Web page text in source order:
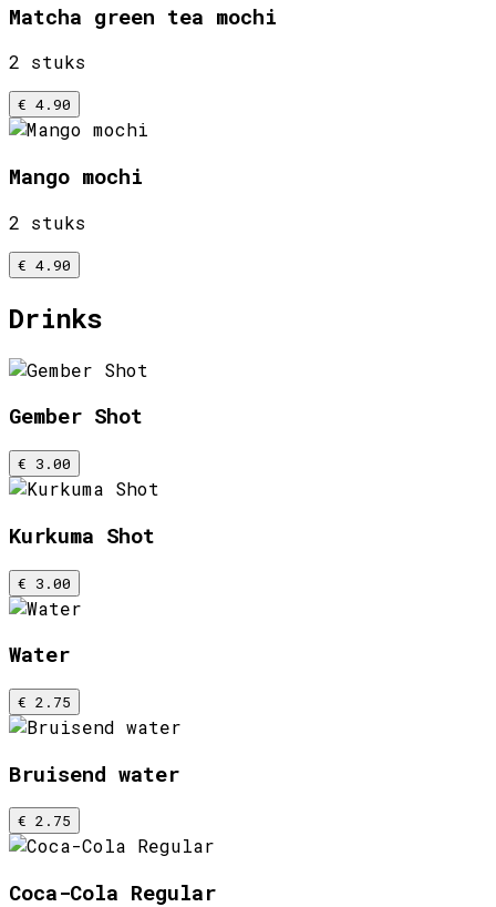
Matcha green tea mochi
2 stuks
€ 4.90
Mango mochi
2 stuks
€ 4.90
Drinks
Gember Shot
€ 3.00
Kurkuma Shot
€ 3.00
Water
€ 2.75
Bruisend water
€ 2.75
Coca-Cola Regular